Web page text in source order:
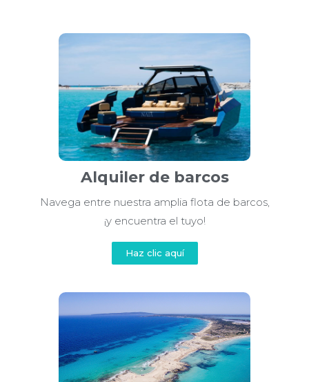
Alquiler de barcos
Navega entre nuestra amplia flota de barcos,
¡y encuentra el tuyo!
Haz clic aquí